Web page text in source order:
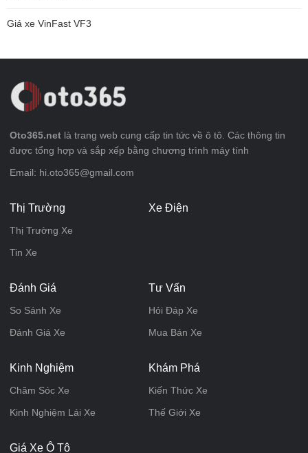
Giá xe VinFast VF3
Oto365.net là trang web cung cấp tin tức về ô tô. Các thông tin
được tổng hợp và sắp xếp bằng chương trình máy tính
Email: hi.oto365@gmail.com
Thị Trường
Thị Trường Xe
Tin Xe
Xe Điện
Đánh Giá
So Sánh Xe
Đánh Giá Xe
Tư Vấn
Hỏi Đáp Xe
Mua Bán Xe
Kinh Nghiệm
Chăm Sóc Xe
Kinh Nghiệm Lái Xe
Khám Phá
Kiến Thức Xe
Thế Giới Xe
Giá Xe Ô Tô